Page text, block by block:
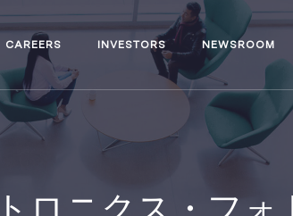
CAREERS INVESTORS NEWSROOM